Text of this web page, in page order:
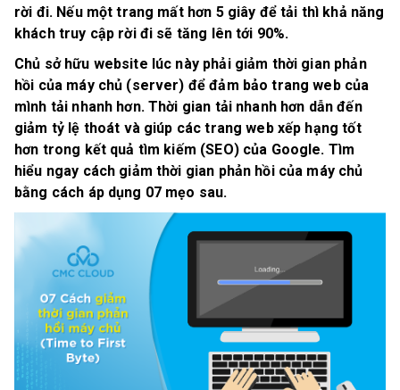
rời đi. Nếu một trang mất hơn 5 giây để tải thì khả năng
khách truy cập rời đi sẽ tăng lên tới 90%.
Chủ sở hữu website lúc này phải giảm thời gian phản
hồi của máy chủ (server) để đảm bảo trang web của
mình tải nhanh hơn. Thời gian tải nhanh hơn dẫn đến
giảm tỷ lệ thoát và giúp các trang web xếp hạng tốt
hơn trong kết quả tìm kiếm (SEO) của Google. Tìm
hiểu ngay cách giảm thời gian phản hồi của máy chủ
bằng cách áp dụng 07 mẹo sau.